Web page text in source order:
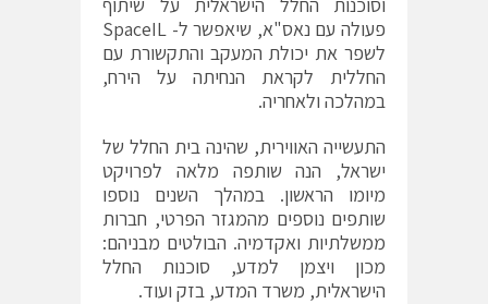
פעולה עם נאס"א, שיאפשר ל- SpaceIL
לשפר את יכולת המעקב והתקשורת עם
החללית לקראת הנחיתה על הירח,
במהלכה ולאחריה.
התעשייה האווירית, שהינה בית החלל של
ישראל, הנה שותפה מלאה לפרויקט
מיומו הראשון. במהלך השנים נוספו
שותפים נוספים מהמגזר הפרטי, חברות
ממשלתיות ואקדמיה. הבולטים מבניהם:
מכון ויצמן למדע, סוכנות החלל
הישראלית, משרד המדע, בזק ועוד.